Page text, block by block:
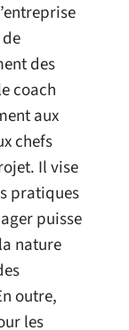
des
coach
aux
chefs
Il vise
pratiques
puisse
nature
outre,
les